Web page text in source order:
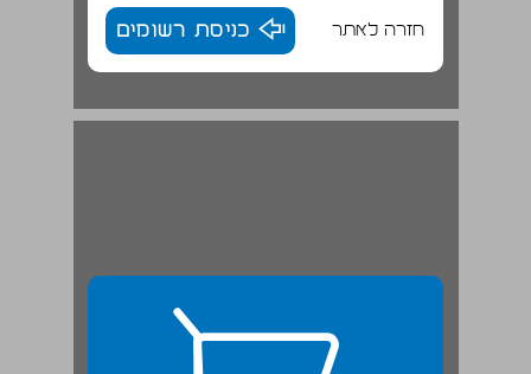
חזרה לאתר כניסת רשומים